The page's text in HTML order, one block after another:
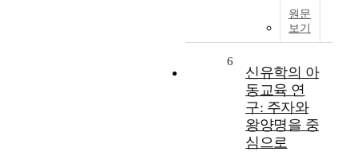
원문
보기
6
신유학의 아
동교육 연
구: 주자와
왕양명을 중
심으로